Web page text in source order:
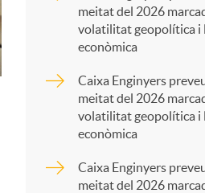
meitat del 2026
volatilitat geopolítica i
econòmica
Caixa Enginyers
meitat del 2026
volatilitat geopolítica i
econòmica
Caixa Enginyers
meitat del 2026